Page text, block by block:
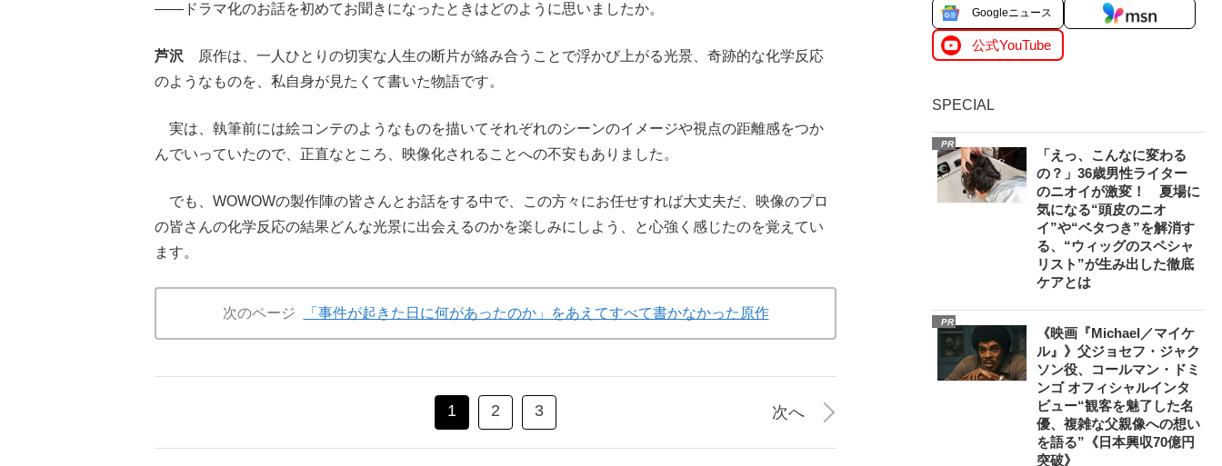
――ドラマ化のお話を初めてお聞きになったときはどのように思いましたか。
芦沢
原作は、一人ひとりの切実な人生の断片が絡み合うことで浮かび上がる光景、奇跡的な化学反応
のようなものを、私自身が見たくて書いた物語です。
実は、執筆前には絵コンテのようなものを描いてそれぞれのシーンのイメージや視点の距離感をつか
んでいっていたので、正直なところ、映像化されることへの不安もありました。
でも、WOWOWの製作陣の皆さんとお話をする中で、この方々にお任せすれば大丈夫だ、映像のプロ
の皆さんの化学反応の結果どんな光景に出会えるのかを楽しみにしよう、と心強く感じたのを覚えてい
ます。
次のページ 「事件が起きた日に何があったのか」をあえてすべて書かなかった原作
1 2 3 次へ
Googleニュース
公式YouTube
SPECIAL
PR
「えっ、こんなに変わる
の？」36歳男性ライター
のニオイが激変！ 夏場に
気になる“頭皮のニオ
イ”や“ベタつき”を解消す
る、“ウィッグのスペシャ
リスト”が生み出した徹底
ケアとは
PR
《映画『Michael／マイケ
ル』》父ジョセフ・ジャク
ソン役、コールマン・ドミ
ンゴ オフィシャルインタ
ビュー“観客を魅了した名
優、複雑な父親像への想い
を語る”《日本興収70億円
突破》